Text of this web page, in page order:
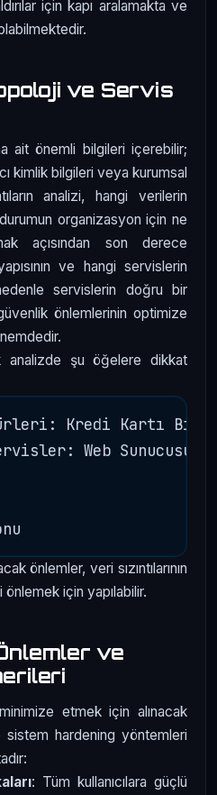
için kapı aralamakta ve
ve Servis
ait önemli bilgileri içerebilir;
kimlik bilgileri veya kurumsal
analizi, hangi verilerin
organizasyon için ne
açısından son derece
ve hangi servislerin
servislerin doğru bir
önlemlerinin optimize
analizde şu öğelere dikkat
Kredi Kartı
Web Sunucusu,
önlemler, veri sızıntılarının
için yapılabilir.
ve
etmek için alınacak
hardening yöntemleri
: Tüm kullanıcılara güçlü